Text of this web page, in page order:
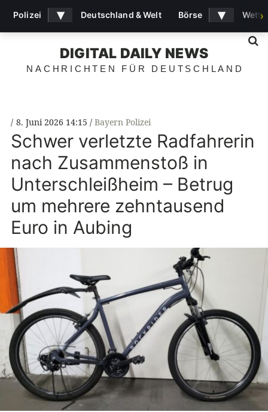
DIGITAL DAILY NEWS
NACHRICHTEN FÜR DEUTSCHLAND
8. Juni 2026 14:15 Bayern Polizei
Schwer verletzte Radfahrerin
nach Zusammenstoß in
Unterschleißheim – Betrug
um mehrere zehntausend
Euro in Aubing
Polizei ▾ Deutschland & Welt Börse ▾ ›